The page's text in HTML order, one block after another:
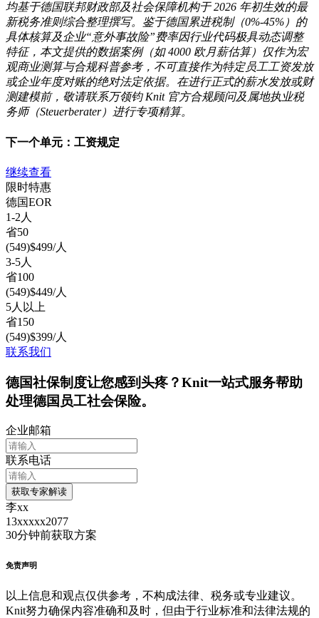
均基于德国联邦财政部及社会保障机构于 2026 年初生效的最
新税务准则综合整理撰写。鉴于德国累进税制（0%-45%）的
具体核算及企业“意外事故险”费率因行业代码极具动态调整
特征，本文提供的数据案例（如 4000 欧月薪估算）仅作为宏
观商业测算与合规科普参考，不可直接作为特定员工工资发放
或企业年度对账的绝对法定依据。在进行正式的薪水发放或财
测建模前，敬请联系万领钧 Knit 官方合规顾问及属地执业税
务师（Steuerberater）进行专项精算。
下一个单元： 工资规定
继续查看
限时特惠
德国EOR
1-2人
省50
(549)$499/人
3-5人
省100
(549)$449/人
5人以上
省150
(549)$399/人
联系我们
德国社保制度让您感到头疼？Knit一站式服务帮助
处理德国员工社会保险。
企业邮箱
联系电话
获取专家解读
李xx
13xxxxx2077
30分钟前获取方案
免责声明
以上信息和观点仅供参考，不构成法律、税务或专业建议。
Knit努力确保内容准确和及时，但由于行业标准和法律法规的